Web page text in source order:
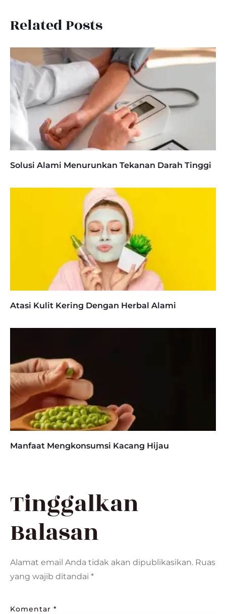
Related Posts
Solusi Alami Menurunkan Tekanan Darah Tinggi
Atasi Kulit Kering Dengan Herbal Alami
Manfaat Mengkonsumsi Kacang Hijau
Tinggalkan
Balasan
Alamat email Anda tidak akan dipublikasikan. Ruas
yang wajib ditandai *
Komentar *